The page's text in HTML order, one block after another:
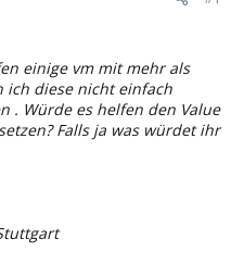
einige vm mit mehr als
ich diese nicht einfach
. Würde es helfen den Value
Falls ja was würdet ihr